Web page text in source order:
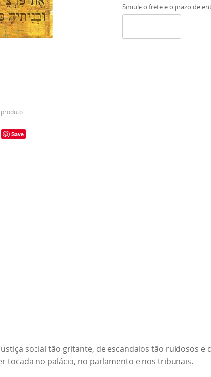
produto
Save
Simule o frete e o prazo de
social tão gritante, de escandalos tão ruidosos e
tocada no palácio, no parlamento e nos tribunais.